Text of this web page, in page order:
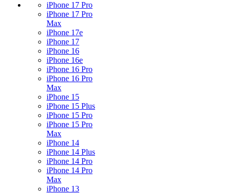
iPhone 17 Pro
iPhone 17 Pro
Max
iPhone 17e
iPhone 17
iPhone 16
iPhone 16e
iPhone 16 Pro
iPhone 16 Pro
Max
iPhone 15
iPhone 15 Plus
iPhone 15 Pro
iPhone 15 Pro
Max
iPhone 14
iPhone 14 Plus
iPhone 14 Pro
iPhone 14 Pro
Max
iPhone 13